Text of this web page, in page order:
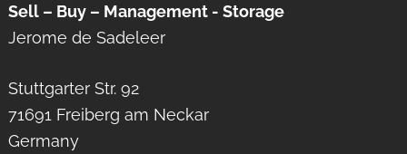
Sell – Buy – Management - Storage
Jerome de Sadeleer
Stuttgarter Str. 92
71691 Freiberg am Neckar
Germany